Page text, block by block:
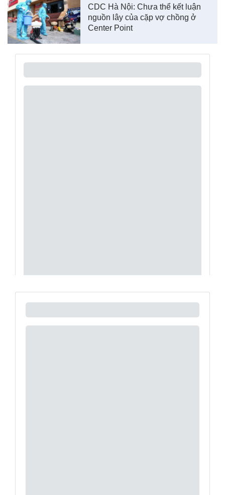
CDC Hà Nội: Chưa thể kết luận
nguồn lây của cặp vợ chồng ở
Center Point